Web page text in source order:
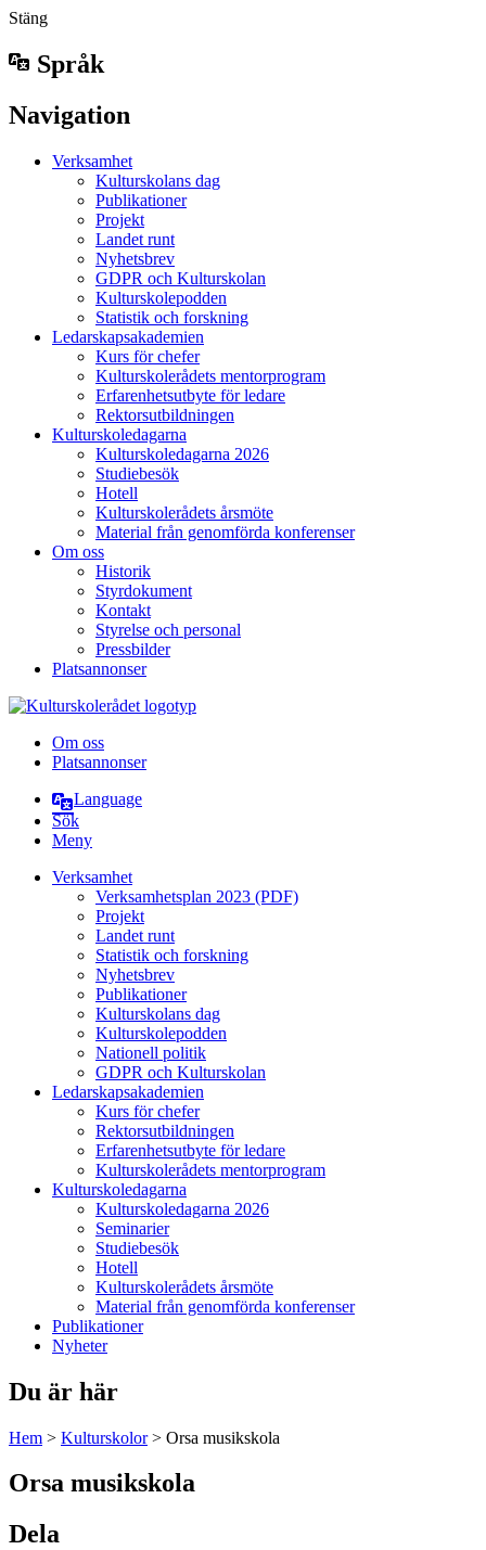
Stäng
Språk
Navigation
Verksamhet
Kulturskolans dag
Publikationer
Projekt
Landet runt
Nyhetsbrev
GDPR och Kulturskolan
Kulturskolepodden
Statistik och forskning
Ledarskapsakademien
Kurs för chefer
Kulturskolerådets mentorprogram
Erfarenhetsutbyte för ledare
Rektorsutbildningen
Kulturskoledagarna
Kulturskoledagarna 2026
Studiebesök
Hotell
Kulturskolerådets årsmöte
Material från genomförda konferenser
Om oss
Historik
Styrdokument
Kontakt
Styrelse och personal
Pressbilder
Platsannonser
Hoppa till innehållet
Om oss
Platsannonser
Language
Sök
Meny
Verksamhet
Verksamhetsplan 2023 (PDF)
Projekt
Landet runt
Statistik och forskning
Nyhetsbrev
Publikationer
Kulturskolans dag
Kulturskolepodden
Nationell politik
GDPR och Kulturskolan
Ledarskapsakademien
Kurs för chefer
Rektorsutbildningen
Erfarenhetsutbyte för ledare
Kulturskolerådets mentorprogram
Kulturskoledagarna
Kulturskoledagarna 2026
Seminarier
Studiebesök
Hotell
Kulturskolerådets årsmöte
Material från genomförda konferenser
Publikationer
Nyheter
Du är här
Hem > Kulturskolor> Orsa musikskola
Orsa musikskola
Dela